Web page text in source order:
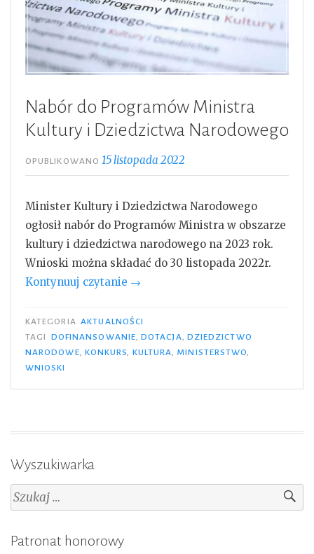
Nabór do Programów Ministra
Kultury i Dziedzictwa Narodowego
OPUBLIKOWANO 15 listopada 2022
Minister Kultury i Dziedzictwa Narodowego
ogłosił nabór do Programów Ministra w obszarze
kultury i dziedzictwa narodowego na 2023 rok.
Wnioski można składać do 30 listopada 2022r.
Kontynuuj czytanie „Nabór
Programów
Ministra
Kultury
→
KATEGORIA AKTUALNOŚCI
TAGI
DOFINANSOWANIE,DOTACJA, DZIEDZICTWO
NARODOWE, KONKURS, KULTURA, MINISTERSTWO,
WNIOSKI
Wyszukiwarka
Szukaj:
Patronat honorowy